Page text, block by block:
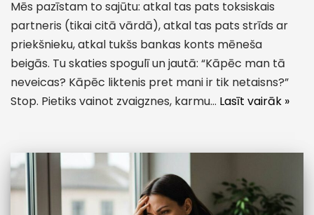
Mēs pazīstam to sajūtu: atkal tas pats toksiskais
partneris (tikai citā vārdā), atkal tas pats strīds ar
priekšnieku, atkal tukšs bankas konts mēneša
beigās. Tu skaties spogulī un jautā: “Kāpēc man tā
neveicas? Kāpēc liktenis pret mani ir tik netaisns?”
Stop. Pietiks vainot zvaigznes, karmu… Lasīt vairāk »